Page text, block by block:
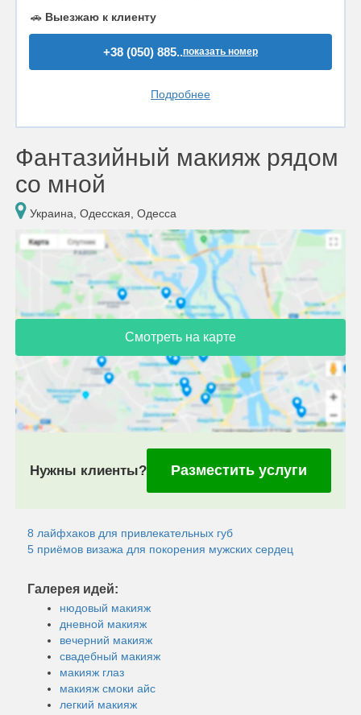
🚗 Выезжаю к клиенту
+38 (050) 885..показать номер
Подробнее
Фантазийный макияж рядом
со мной
Украина, Одесская, Одесса
Смотреть на карте
Нужны клиенты? Разместить услуги
8 лайфхаков для привлекательных губ
5 приёмов визажа для покорения мужских сердец
Галерея идей:
нюдовый макияж
дневной макияж
вечерний макияж
свадебный макияж
макияж глаз
макияж смоки айс
легкий макияж